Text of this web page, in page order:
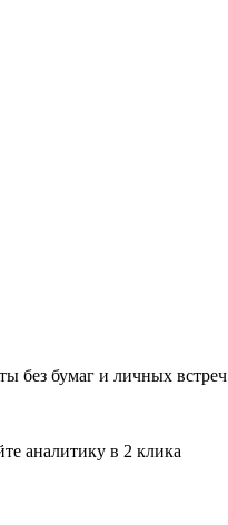
без бумаг и личных встреч
аналитику в 2 клика